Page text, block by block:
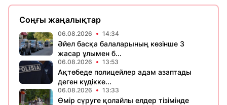
Соңғы жаңалықтар
06.08.2026 14:34
Әйел басқа балаларының көзінше 3
жасар ұлымен б...
06.08.2026 13:53
Ақтөбеде полицейлер адам азаптады
деген күдікке...
06.08.2026 13:33
Өмір сүруге қолайлы елдер тізімінде